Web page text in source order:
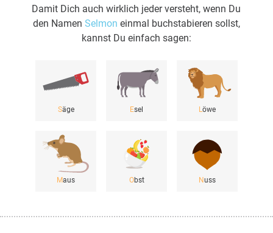
Damit Dich auch wirklich jeder versteht, wenn Du
den Namen Selmon einmal buchstabieren sollst,
kannst Du einfach sagen:
Säge Esel Löwe
Maus Obst Nuss